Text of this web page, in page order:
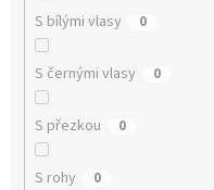
S bílými vlasy 0
S černými vlasy 0
S přezkou 0
S rohy 0